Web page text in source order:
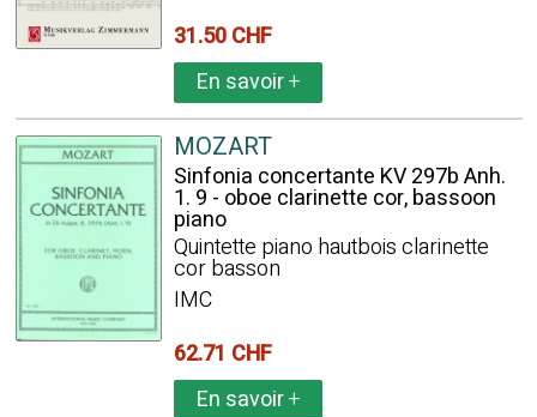
31.50 CHF
En savoir+
MOZART
Sinfonia concertante KV 297b Anh.
1. 9 - oboe clarinette cor, bassoon
piano
Quintette piano hautbois clarinette
cor basson
IMC
62.71 CHF
En savoir+